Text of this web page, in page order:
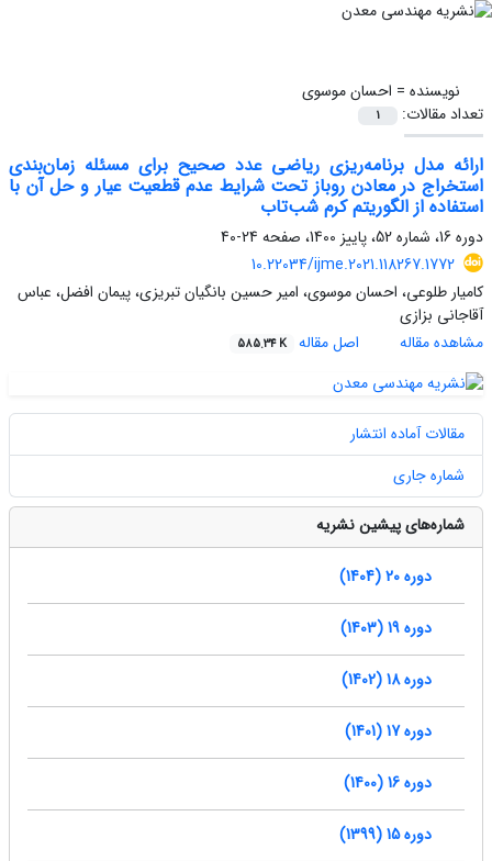
نویسنده = احسان موسوی
تعداد مقالات:
1
ارائه مدل برنامه‌ریزی ریاضی عدد صحیح برای مسئله زمان‌بندی
استخراج در معادن روباز تحت شرایط عدم قطعیت عیار و حل آن با
استفاده از الگوریتم کرم شب‌تاب
دوره 16، شماره 52، پاییز 1400، صفحه
24-40
10.22034/ijme.2021.118267.1772
کامیار طلوعی، احسان موسوی، امیر حسین بانگیان تبریزی، پیمان افضل، عباس
آقاجانی بزازی
مشاهده مقاله
اصل مقاله 585.34 K
مقالات آماده انتشار
شماره جاری
شماره‌های پیشین نشریه
دوره 20 (1404)
دوره 19 (1403)
دوره 18 (1402)
دوره 17 (1401)
دوره 16 (1400)
دوره 15 (1399)